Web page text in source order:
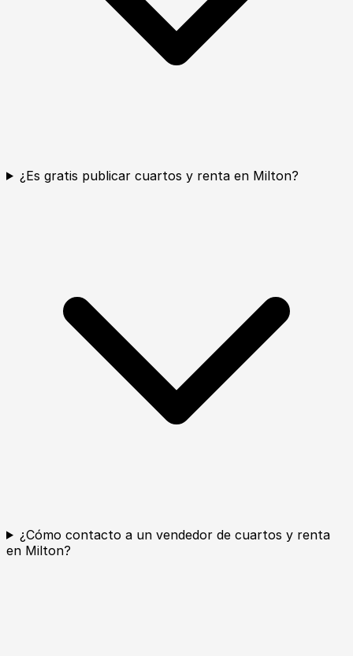
¿Es gratis publicar cuartos y renta en Milton?
¿Cómo contacto a un vendedor de cuartos y renta
en Milton?